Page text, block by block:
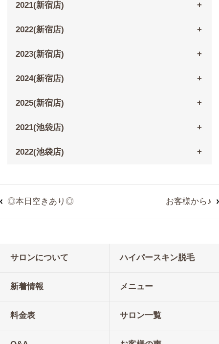
2021(新宿店)
2022(新宿店)
2023(新宿店)
2024(新宿店)
2025(新宿店)
2021(池袋店)
2022(池袋店)
◎本日空きあり◎ お客様から♪
サロンについて ハイパースキン脱毛
新着情報 メニュー
料金表 サロン一覧